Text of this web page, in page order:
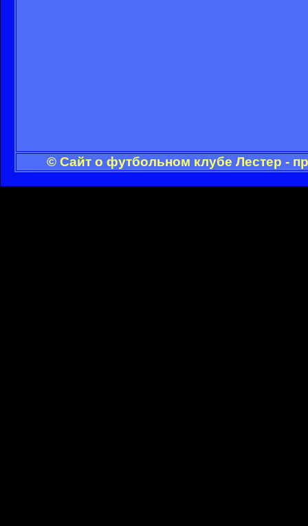
© Сайт о футбольном клубе Лестер -